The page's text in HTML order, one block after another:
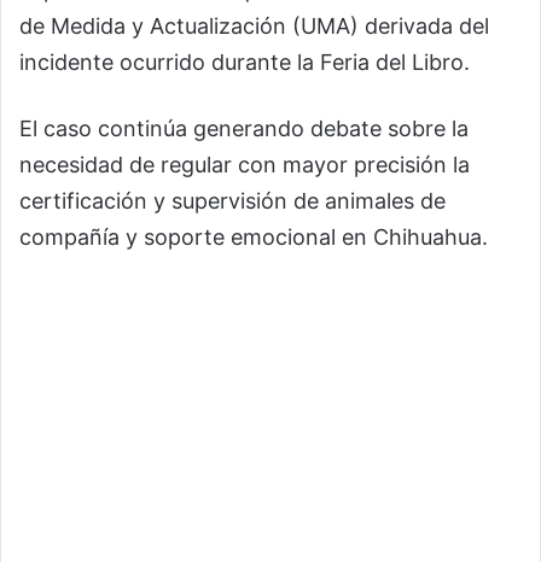
de Medida y Actualización (UMA) derivada del
incidente ocurrido durante la Feria del Libro.
El caso continúa generando debate sobre la
necesidad de regular con mayor precisión la
certificación y supervisión de animales de
compañía y soporte emocional en Chihuahua.